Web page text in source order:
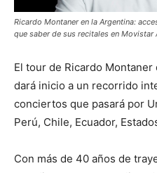
Ricardo Montaner en la Argentina:
que saber de sus recitales en Movistar
El tour de Ricardo
dará inicio a un recorrido
conciertos que pasará por
Perú, Chile, Ecuador,
Con más de 40 años de